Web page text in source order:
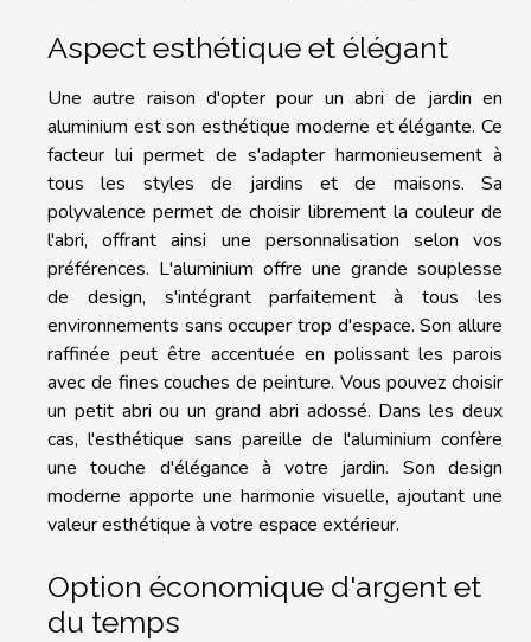
Aspect esthétique et élégant
Une autre raison d'opter pour un abri de jardin en
aluminium est son esthétique moderne et élégante. Ce
facteur lui permet de s'adapter harmonieusement à
tous les styles de jardins et de maisons. Sa
polyvalence permet de choisir librement la couleur de
l'abri, offrant ainsi une personnalisation selon vos
préférences. L'aluminium offre une grande souplesse
de design, s'intégrant parfaitement à tous les
environnements sans occuper trop d'espace. Son allure
raffinée peut être accentuée en polissant les parois
avec de fines couches de peinture. Vous pouvez choisir
un petit abri ou un grand abri adossé. Dans les deux
cas, l'esthétique sans pareille de l'aluminium confère
une touche d'élégance à votre jardin. Son design
moderne apporte une harmonie visuelle, ajoutant une
valeur esthétique à votre espace extérieur.
Option économique d'argent et
du temps